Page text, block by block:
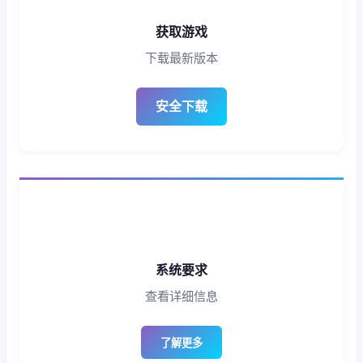
获取游戏
下载最新版本
安全下载
系统要求
查看详细信息
了解更多